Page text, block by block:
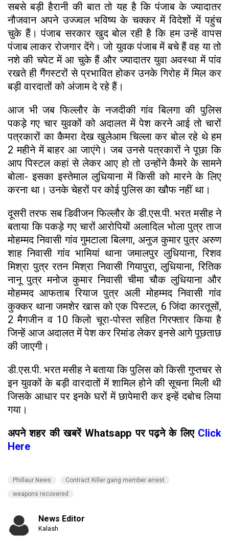
सबसे बड़ी हैरानी की बात तो यह है कि पंजाब के ज्यादातर
नौजवान अपने उज्ज्वल भविष्य के चक्कर में विदेशों में पहुंच
चुके हैं। पंजाब सरकार खुद बोल रही है कि हम उन्हें वापस
पंजाब लाकर रोजगार देंगे। जो युवक पंजाब में बचे हैं वह या तो
नशे की चपेट में आ चुके हैं और ज्यादातर युवा अवस्था में पांव
रखते ही गैंगस्टरों से प्रभावित होकर उनके गिरोह में मिल कर
बड़ी वारदातों को अंजाम दे रहे हैं।
आज भी जब फिल्लौर के नजदीकी गांव बिलगा की पुलिस
पकड़े गए चार युवकों को अदालत में पेश करने आई तो चारों
पत्रकारों का कैमरा देख खुलेआम चिल्ला कर बोल रहे थे हम
2 महीने में बाहर आ जाएंगे। जब उनसे पत्रकारों ने पूछा कि
आप पिस्टल कहां से लेकर आए हो तो उन्होंने कैमरे के सामने
बोला- इसका इस्तेमाल लुधियाना में किसी को मारने के लिए
करना था। उनके चेहरों पर कोई पुलिस का खौफ नहीं था।
दूसरी तरफ सब डिवीजन फिल्लौर के डी.एस.पी. भरत मसीह ने
बताया कि पकड़े गए चारों आरोपियों अलादिल भोला पुत्र ताज
मोहम्मद निवासी गांव गुमटाला बिलगा, अनुज कुमार पुत्र अरुण
शाह निवासी गांव भामियां थाना जमालपुर लुधियाना, रिशव
मिश्रा पुत्र रतन मिश्रा निवासी गियापुरा, लुधियाना, रितिक
नानू पुत्र मनोज कुमार निवासी चीमा चौक लुधियाना और
मोहम्मद आफताब रियाज पुत्र अली मोहम्मद निवासी गांव
कुक्कर थाना जमशेर खास को एक पिस्टल, 6 जिंदा कारतूसों,
2 मैगजीन व 10 किलो चूरा-पोस्त सहित गिरफ्तार किया है
जिन्हें आज अदालत में पेश कर रिमांड लेकर इनसे आगे पूछताछ
की जाएगी।
डी.एस.पी. भरत मसीह ने बताया कि पुलिस को किसी गुप्तचर से
इन युवकों के बड़ी वारदातों में शामिल होने की सूचना मिली थी
जिसके आधार पर इनके घरों में छापेमारी कर इन्हें दबोच लिया
गया।
अपने शहर की खबरें Whatsapp पर पढ़ने के लिए Click
Here
Phillaur News
Contract Killer gang member arrest
weapons recovered
News Editor
Kalash